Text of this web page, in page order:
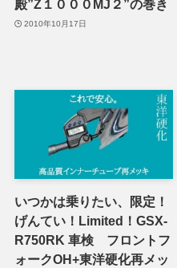
殿”Z１０００MJ２”の巻き
2010年10月17日
いつかは乗りたい、限定！
げんてい！Limited！GSX-
R750RK 車検 フロントフ
ォークOH+東洋硬化再メッ